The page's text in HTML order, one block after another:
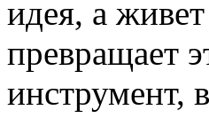
идея, а
превращает
инструмент,